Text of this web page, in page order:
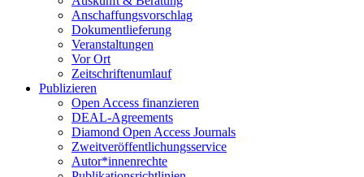
Anschaffungsvorschlag
Dokumentlieferung
Veranstaltungen
Vor Ort
Zeitschriftenumlauf
Publizieren
Open Access finanzieren
DEAL-Agreements
Diamond Open Access Journals
Zweitveröffentlichungsservice
Autor*innenrechte